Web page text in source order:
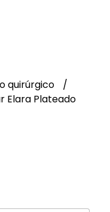
quirúrgico
Elara Plateado